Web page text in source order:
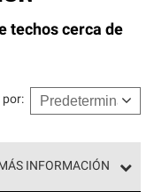
techos cerca de
por:
MÁS INFORMACIÓN